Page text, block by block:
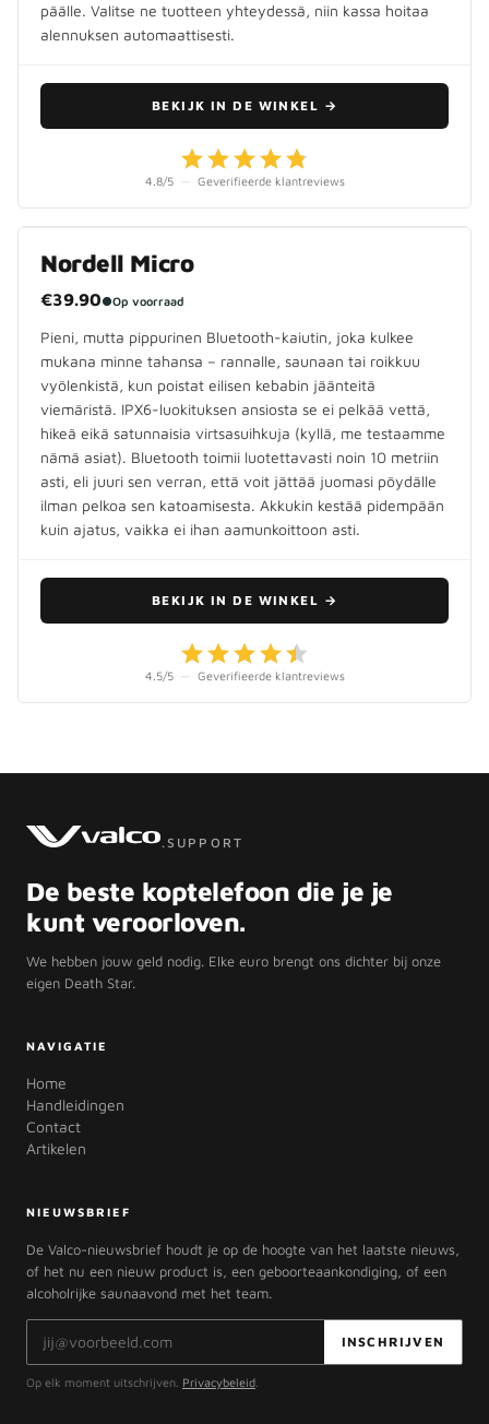
päälle. Valitse ne tuotteen yhteydessä, niin kassa hoitaa
alennuksen automaattisesti.
BEKIJK IN DE WINKEL →
4.8/5 — Geverifieerde klantreviews
Nordell Micro
€39.90●Op voorraad
Pieni, mutta pippurinen Bluetooth-kaiutin, joka kulkee
mukana minne tahansa – rannalle, saunaan tai roikkuu
vyölenkistä, kun poistat eilisen kebabin jäänteitä
viemäristä. IPX6-luokituksen ansiosta se ei pelkää vettä,
hikeä eikä satunnaisia virtsasuihkuja (kyllä, me testaamme
nämä asiat). Bluetooth toimii luotettavasti noin 10 metriin
asti, eli juuri sen verran, että voit jättää juomasi pöydälle
ilman pelkoa sen katoamisesta. Akkukin kestää pidempään
kuin ajatus, vaikka ei ihan aamunkoittoon asti.
BEKIJK IN DE WINKEL →
4.5/5 — Geverifieerde klantreviews
.SUPPORT
De beste koptelefoon die je je
kunt veroorloven.
We hebben jouw geld nodig. Elke euro brengt ons dichter bij onze
eigen Death Star.
NAVIGATIE
Home
Handleidingen
Contact
Artikelen
NIEUWSBRIEF
De Valco-nieuwsbrief houdt je op de hoogte van het laatste nieuws,
of het nu een nieuw product is, een geboorteaankondiging, of een
alcoholrijke saunaavond met het team.
E-mailadres INSCHRIJVEN
Op elk moment uitschrijven. Privacybeleid